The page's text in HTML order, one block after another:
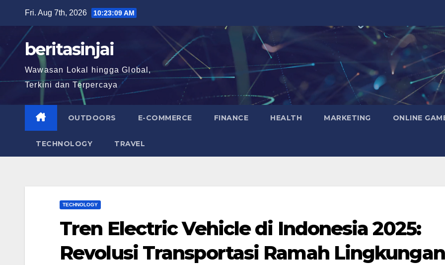
content
Fri. Aug 7th, 2026 10:23:10 AM
beritasinjai
Wawasan Lokal hingga Global,
Terkini dan Terpercaya
OUTDOORS E-COMMERCE FINANCE HEALTH MARKETING ONLINE
TECHNOLOGY TRAVEL
TECHNOLOGY
Tren Electric Vehicle di Indonesia 2025:
Revolusi Transportasi Ramah Lingkungan